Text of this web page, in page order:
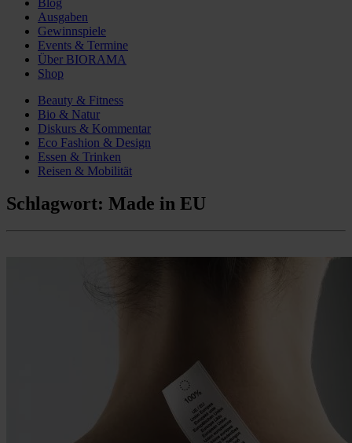
Ausgaben
Gewinnspiele
Events & Termine
Über BIORAMA
Shop
Beauty & Fitness
Bio & Natur
Diskurs & Kommentar
Eco Fashion & Design
Essen & Trinken
Reisen & Mobilität
Schlagwort: Made in EU